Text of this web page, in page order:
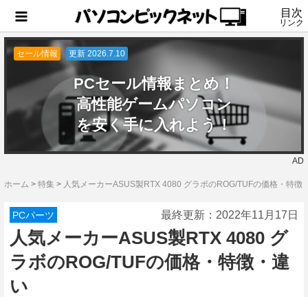
目次
リンク
セール情報 更新 2026.7.10
PCセール情報まとめ！
高性能ゲームパソコン
を安く手に入れよう！
AD
ホーム > 特集 > 人気メーカーASUS製RTX 4080 グラボのROG/TUFの価格・特徴
PCパーツ 最終更新： 2022年11月17日
人気メーカーASUS製RTX 4080 グ
ラボのROG/TUFの価格・特徴・違
い